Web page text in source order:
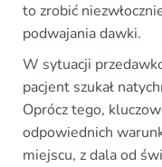
to zrobić
podwajania dawki.
W sytuacji
pacjent szukał
Oprócz tego,
odpowiednich
miejscu, z dala od